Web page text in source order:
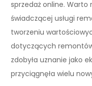
sprzedaż online.
świadczącej usługi
tworzeniu
dotyczących
zdobyła uznanie jako
przyciągnęła wielu